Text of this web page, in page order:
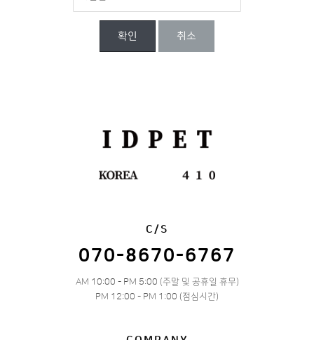
확인 취소
C/S
070-8670-6767
AM 10:00 - PM 5:00 (주말 및 공휴일 휴무)
PM 12:00 - PM 1:00 (점심시간)